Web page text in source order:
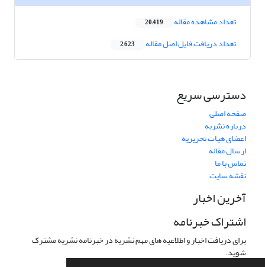
تعداد مشاهده مقاله 20,419
تعداد دریافت فایل اصل مقاله 2,623
دسترسی سریع
صفحه اصلی
درباره نشریه
اعضای هیات تحریریه
ارسال مقاله
تماس با ما
نقشه سایت
آخرین اخبار
اشتراک خبرنامه
برای دریافت اخبار و اطلاعیه های مهم نشریه در خبرنامه نشریه مشترک
شوید.